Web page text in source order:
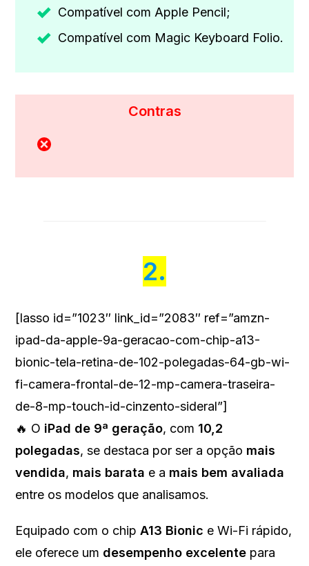
Compatível com Apple Pencil;
Compatível com Magic Keyboard Folio.
Contras
2.
[lasso id=”1023″ link_id=”2083″ ref=”amzn-
ipad-da-apple-9a-geracao-com-chip-a13-
bionic-tela-retina-de-102-polegadas-64-gb-wi-
fi-camera-frontal-de-12-mp-camera-traseira-
de-8-mp-touch-id-cinzento-sideral”]
🔥 O iPad de 9ª geração, com 10,2
polegadas, se destaca por ser a opção mais
vendida, mais barata e a mais bem avaliada
entre os modelos que analisamos.
Equipado com o chipA13 Bionic e Wi-Fi rápido,
ele oferece um desempenho excelente para